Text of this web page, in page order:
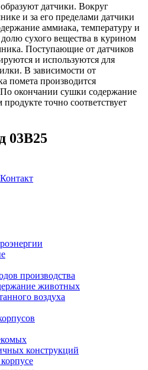
датчики. Вокруг
и за его пределами датчики
аммиака, температуру и
сухого вещества в курином
Поступающие от датчиков
и используются для
В зависимости от
помета производится
окончании сушки содержание
точно соответствует
03B25
Контакт
производства
животных
воздуха
конструкций